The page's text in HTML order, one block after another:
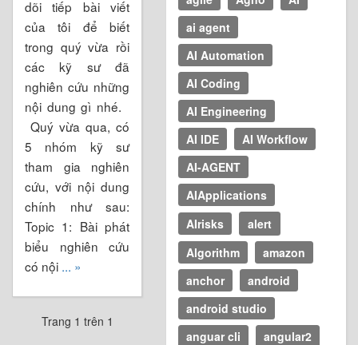
dõi tiếp bài viết
của tôi để biết
trong quý vừa rồi
các kỹ sư đã
nghiên cứu những
nội dung gì nhé.
Quý vừa qua, có
5 nhóm kỹ sư
tham gia nghiên
cứu, với nội dung
chính như sau:
Topic 1: Bài phát
biểu nghiên cứu
có nội ... »
Trang 1 trên 1
ai agent
AI Automation
AI Coding
AI Engineering
AI IDE
AI Workflow
AI-AGENT
AIApplications
AIrisks
alert
Algorithm
amazon
anchor
android
android studio
anguar cli
angular2